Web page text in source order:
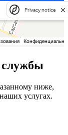
ниже,
услугах.
Privacy notice